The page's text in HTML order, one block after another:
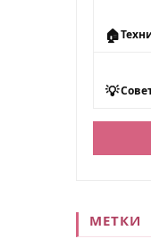
🏠
💡
МЕТКИ